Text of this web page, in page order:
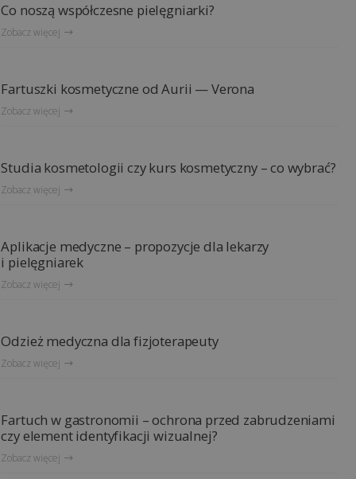
Co noszą współczesne pielęgniarki?
Zobacz więcej
Fartuszki kosmetyczne od Aurii — Verona
Zobacz więcej
Studia kosmetologii czy kurs kosmetyczny – co wybrać?
Zobacz więcej
Aplikacje medyczne – propozycje dla lekarzy
i pielęgniarek
Zobacz więcej
Odzież medyczna dla fizjoterapeuty
Zobacz więcej
Fartuch w gastronomii – ochrona przed zabrudzeniami
czy element identyfikacji wizualnej?
Zobacz więcej